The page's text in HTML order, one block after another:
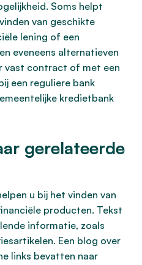
Soms helpt
van geschikte
lening of een
eveneens alternatieven
vast contract of met een
een reguliere bank
kredietbank
gerelateerde
u bij het vinden van
producten. Tekst
informatie, zoals
Een blog over
links bevatten naar